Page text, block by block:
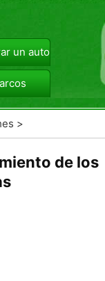
un automóvil
>
de los